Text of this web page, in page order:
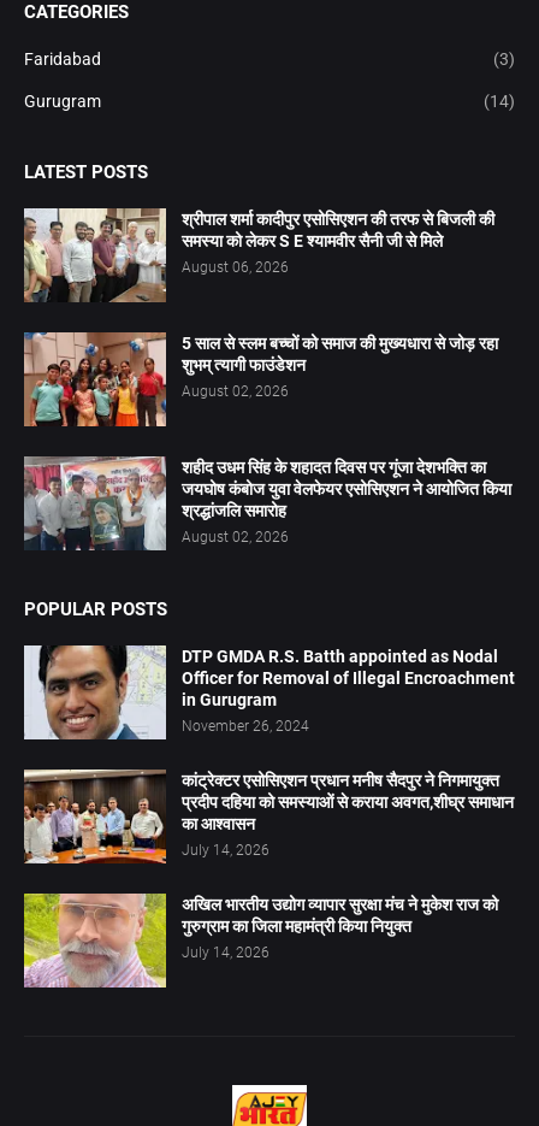
CATEGORIES
Faridabad (3)
Gurugram (14)
LATEST POSTS
श्रीपाल शर्मा कादीपुर एसोसिएशन की तरफ से बिजली की
समस्या को लेकर S E श्यामवीर सैनी जी से मिले
August 06, 2026
5 साल से स्लम बच्चों को समाज की मुख्यधारा से जोड़ रहा
शुभम् त्यागी फाउंडेशन
August 02, 2026
शहीद उधम सिंह के शहादत दिवस पर गूंजा देशभक्ति का
जयघोष कंबोज युवा वेलफेयर एसोसिएशन ने आयोजित किया
श्रद्धांजलि समारोह
August 02, 2026
POPULAR POSTS
DTP GMDA R.S. Batth appointed as Nodal
Officer for Removal of Illegal Encroachment
in Gurugram
November 26, 2024
कांट्रेक्टर एसोसिएशन प्रधान मनीष सैदपुर ने निगमायुक्त
प्रदीप दहिया को समस्याओं से कराया अवगत,शीघ्र समाधान
का आश्वासन
July 14, 2026
अखिल भारतीय उद्योग व्यापार सुरक्षा मंच ने मुकेश राज को
गुरुग्राम का जिला महामंत्री किया नियुक्त
July 14, 2026